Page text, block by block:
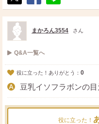
ポ
ス
ト
シ
ェ
送
る
まかろん3554 さん
Q&A一覧へ
役に立った！ありがとう： 0
豆乳イソフラボンの
役に立った！